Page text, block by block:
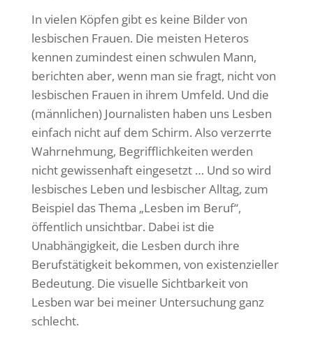
In vielen Köpfen gibt es keine Bilder von
lesbischen Frauen. Die meisten Heteros
kennen zumindest einen schwulen Mann,
berichten aber, wenn man sie fragt, nicht von
lesbischen Frauen in ihrem Umfeld. Und die
(männlichen) Journalisten haben uns Lesben
einfach nicht auf dem Schirm. Also verzerrte
Wahrnehmung, Begrifflichkeiten werden
nicht gewissenhaft eingesetzt … Und so wird
lesbisches Leben und lesbischer Alltag, zum
Beispiel das Thema „Lesben im Beruf“,
öffentlich unsichtbar. Dabei ist die
Unabhängigkeit, die Lesben durch ihre
Berufstätigkeit bekommen, von existenzieller
Bedeutung. Die visuelle Sichtbarkeit von
Lesben war bei meiner Untersuchung ganz
schlecht.